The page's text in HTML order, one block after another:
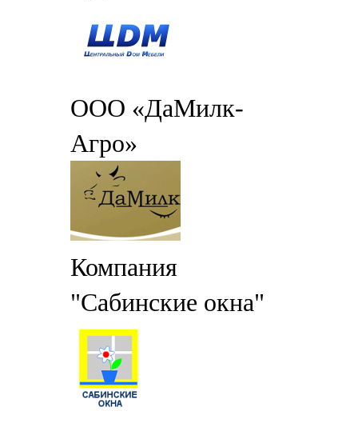
ООО «ДаМилк-
Агро»
Компания
"Сабинские окна"